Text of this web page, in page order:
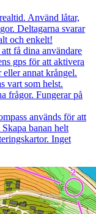
Använd låtar,
Deltagarna svarar
och enkelt!
få dina användare
gps för att aktivera
eller annat krångel.
vart som helst.
frågor. Fungerar på
används för att
banan helt
Inget